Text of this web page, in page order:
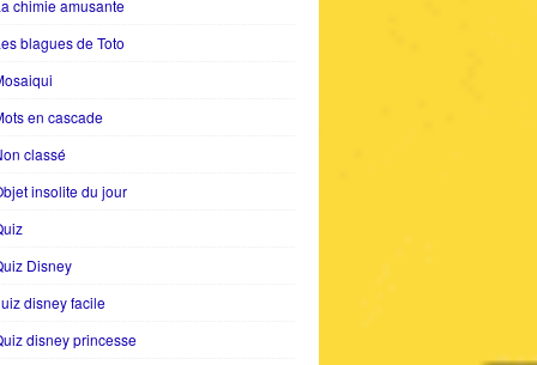
chimie amusante
blagues de Toto
en cascade
classé
insolite du jour
Disney
disney facile
disney princesse